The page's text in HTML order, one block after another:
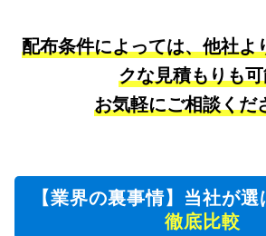
配布条件によっては、他社よ
クな見積もりも
お気軽にご相談くだ
【業界の裏事情】当社が
徹底比較